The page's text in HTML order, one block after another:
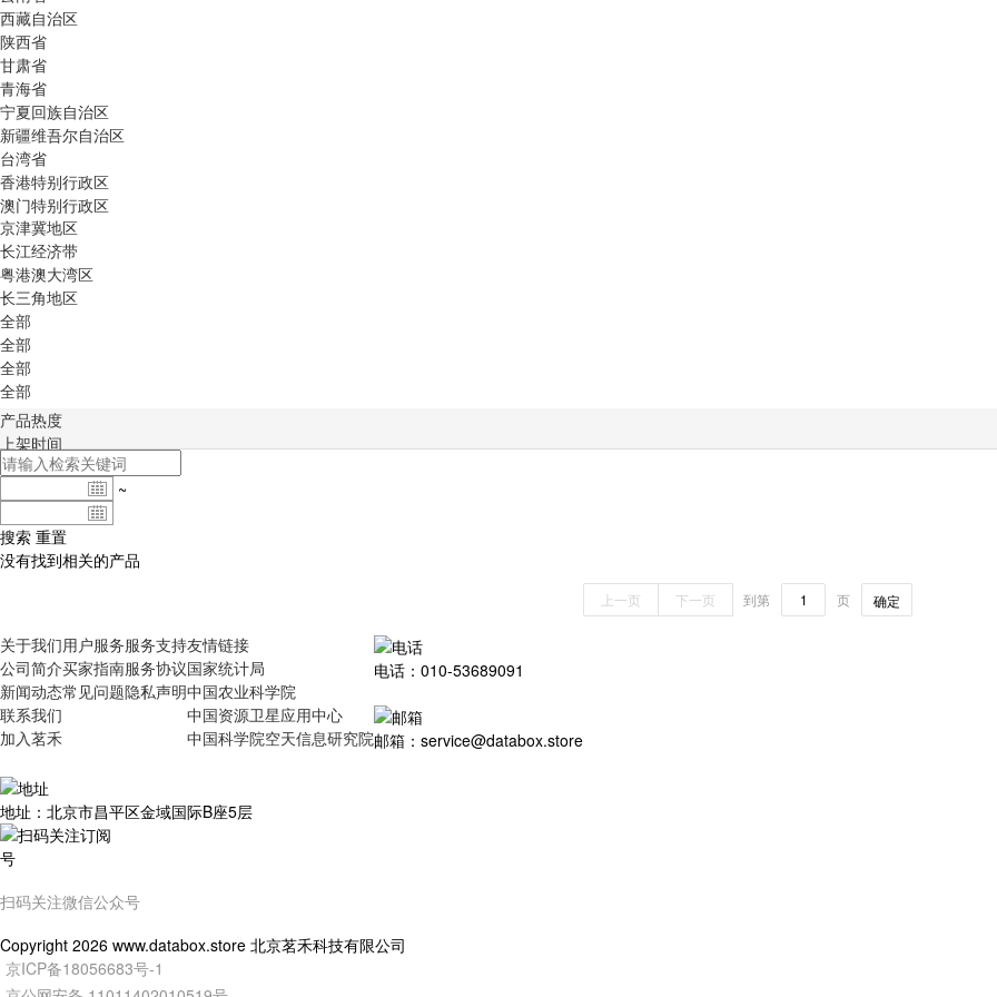
西藏自治区
陕西省
甘肃省
青海省
宁夏回族自治区
新疆维吾尔自治区
台湾省
香港特别行政区
澳门特别行政区
京津冀地区
长江经济带
粤港澳大湾区
长三角地区
全部
全部
全部
全部
产品热度
上架时间
~
搜索 重置
没有找到相关的产品
上一页 下一页 到第 页 确定
关于我们
公司简介
新闻动态
联系我们
加入茗禾
用户服务
买家指南
常见问题
服务支持
服务协议
隐私声明
友情链接
国家统计局
中国农业科学院
中国资源卫星应用中心
中国科学院空天信息研究院
电话：010-53689091
邮箱：service@databox.store
地址：北京市昌平区金域国际B座5层
扫码关注微信公众号
Copyright 2026 www.databox.store 北京茗禾科技有限公司
京ICP备18056683号-1